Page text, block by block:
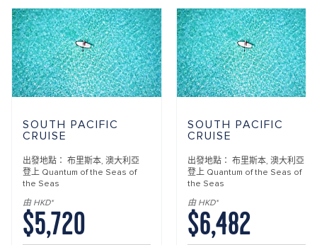
SOUTH PACIFIC
CRUISE
出發地點： 布里斯本, 澳大利亞
登上 Quantum of the Seas of
the Seas
由 HKD*
$5,720
SOUTH PACIFIC
CRUISE
出發地點： 布里斯本, 澳大利亞
登上 Quantum of the Seas of
the Seas
由 HKD*
$6,482